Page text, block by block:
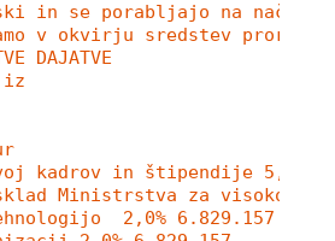
in se porabljajo na način
v okvirju sredstev
DAJATVE
iz
kadrov in štipendije 5,0%
Ministrstva za visoko
2,0% 6.829.157